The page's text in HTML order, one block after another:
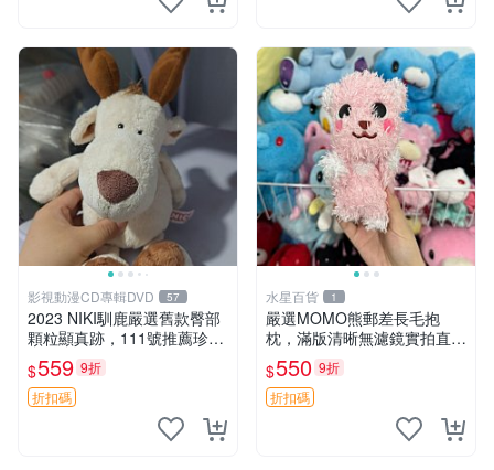
影視動漫CD專輯DVD 57
2023 NIKI馴鹿嚴選舊款臀部
顆粒顯真跡，111號推薦珍藏
品 馴鹿 舊款 尾巴顆粒
$559 9折
折扣碼
水星百貨 1
嚴選MOMO熊郵差長毛抱
枕，滿版清晰無濾鏡實拍直
銷。每周新品到貨，不容錯
過！ 郵差熊 長毛 抱枕
$550 9折
折扣碼